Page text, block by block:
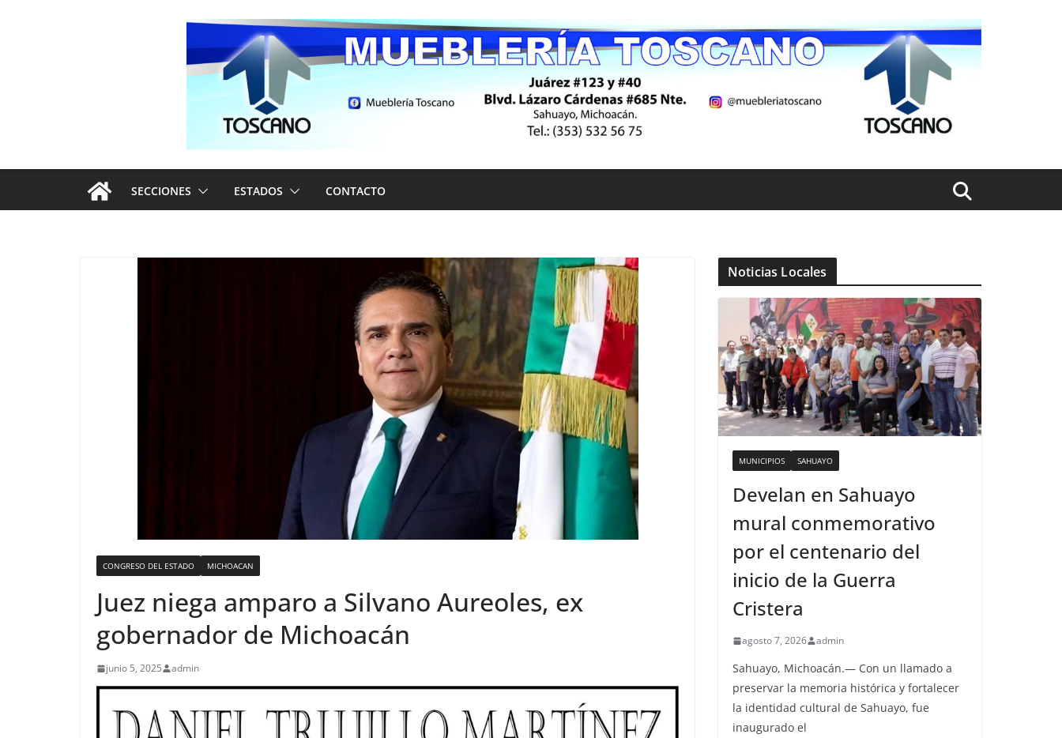
SECCIONES ESTADOS CONTACTO
CONGRESO DEL ESTADO MICHOACAN
Juez niega amparo a Silvano Aureoles, ex
gobernador de Michoacán
junio 5, 2025 admin
Noticias Locales
MUNICIPIOS SAHUAYO
Develan en Sahuayo
mural conmemorativo
por el centenario del
inicio de la Guerra
Cristera
agosto 7, 2026 admin
Sahuayo, Michoacán.— Con un llamado a
preservar la memoria histórica y fortalecer
la identidad cultural de Sahuayo, fue
inaugurado el